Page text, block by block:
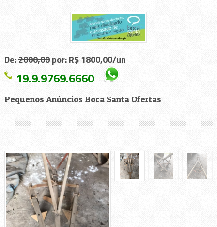
De:2000,00por: R$ 1800,00/un
19.9.9769.6660
Pequenos Anúncios Boca Santa Ofertas